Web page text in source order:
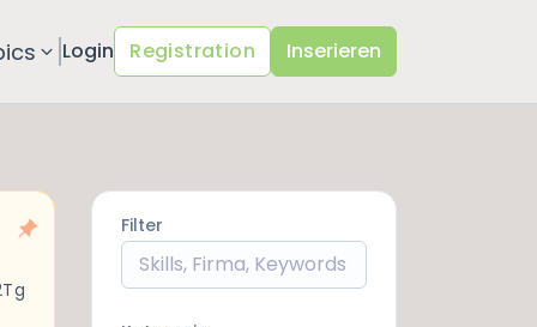
Login Registration Inserieren
Filter